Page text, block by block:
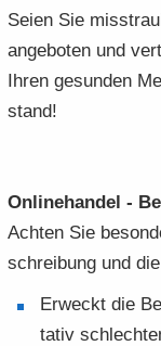
Seien Sie
an­ge­bo­ten und
Ihren ge­sun­den
stand!
On­line­han­del -
Ach­ten Sie
schrei­bung und
Er­weckt die
ta­tiv